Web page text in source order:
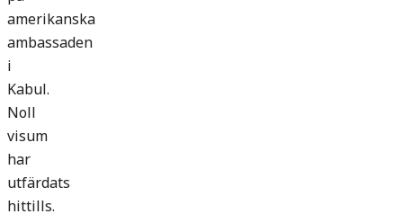
amerikanska
ambassaden
i
Kabul.
Noll
visum
har
utfärdats
hittills.